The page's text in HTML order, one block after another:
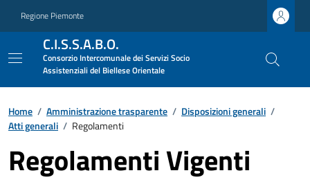
Regione Piemonte
C.I.S.S.A.B.O.
Consorzio Intercomunale dei Servizi Socio
Assistenziali del Biellese Orientale
Home / Amministrazione trasparente / Disposizioni generali /
Atti generali / Regolamenti
Regolamenti Vigenti